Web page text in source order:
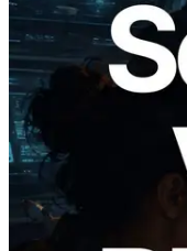
2026.05.24
Validators
Analyzer — 以
成时间与对应